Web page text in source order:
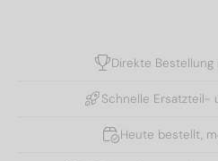
Direkte
Schnelle Ersatzteil-
Heute bestellt,